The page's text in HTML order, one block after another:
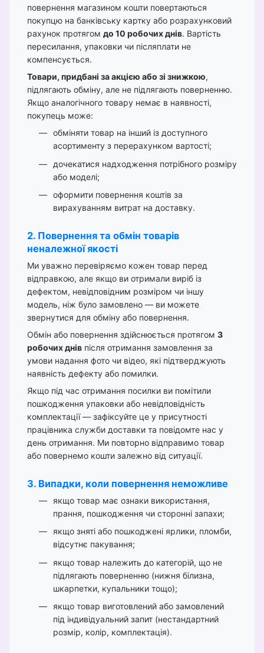
повернення магазином кошти повертаються
покупцю на банківську картку або розрахунковий
рахунок протягом до 10 робочих днів. Вартість
пересилання, упаковки чи післяплати не
компенсується.
Товари, придбані за акцією або зі знижкою,
підлягають обміну, але не підлягають поверненню.
Якщо аналогічного товару немає в наявності,
покупець може:
обміняти товар на інший із доступного
асортименту з перерахунком вартості;
дочекатися надходження потрібного розміру
або моделі;
оформити повернення коштів за
вирахуванням витрат на доставку.
2. Повернення та обмін товарів
неналежної якості
Ми уважно перевіряємо кожен товар перед
відправкою, але якщо ви отримали виріб із
дефектом, невідповідним розміром чи іншу
модель, ніж було замовлено — ви можете
звернутися для обміну або повернення.
Обмін або повернення здійснюється протягом 3
робочих днів після отримання замовлення за
умови надання фото чи відео, які підтверджують
наявність дефекту або помилки.
Якщо під час отримання посилки ви помітили
пошкодження упаковки або невідповідність
комплектації — зафіксуйте це у присутності
працівника служби доставки та повідомте нас у
день отримання. Ми повторно відправимо товар
або повернемо кошти залежно від ситуації.
3. Випадки, коли повернення неможливе
якщо товар має ознаки використання,
прання, пошкодження чи сторонні запахи;
якщо зняті або пошкоджені ярлики, пломби,
відсутнє пакування;
якщо товар належить до категорій, що не
підлягають поверненню (нижня білизна,
шкарпетки, купальники тощо);
якщо товар виготовлений або замовлений
під індивідуальний запит (нестандартний
розмір, колір, комплектація).